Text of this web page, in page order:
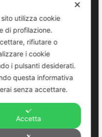
al 6° Convegno Regionale
di Spoltore salva un
✕
utilizza cookie
di profilazione.
rifiutare o
i cookie
i pulsanti desiderati.
questa informativa
senza accettare.
Accetta